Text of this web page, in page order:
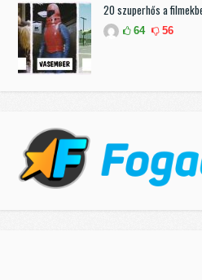
20 szuperhős a
64 56